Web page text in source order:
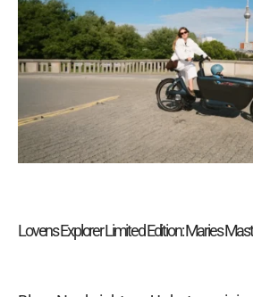
Lovens Explorer Limited Edition: Maries
Limited
Edition:
Maries
Masterplan
für